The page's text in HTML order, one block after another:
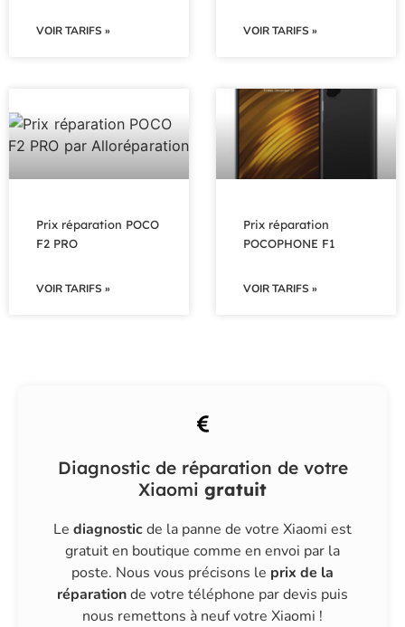
VOIR TARIFS » VOIR TARIFS »
Prix réparation POCO
F2 PRO
VOIR TARIFS »
Prix réparation
POCOPHONE F1
VOIR TARIFS »
Diagnostic de réparation de votre
Xiaomi gratuit
Le diagnosticde la panne de votre Xiaomi est
gratuiten boutique comme en envoi par la
poste. Nous vous précisons le prix de la
réparationde votre téléphone par devis puis
nous remettons à neuf votre Xiaomi !